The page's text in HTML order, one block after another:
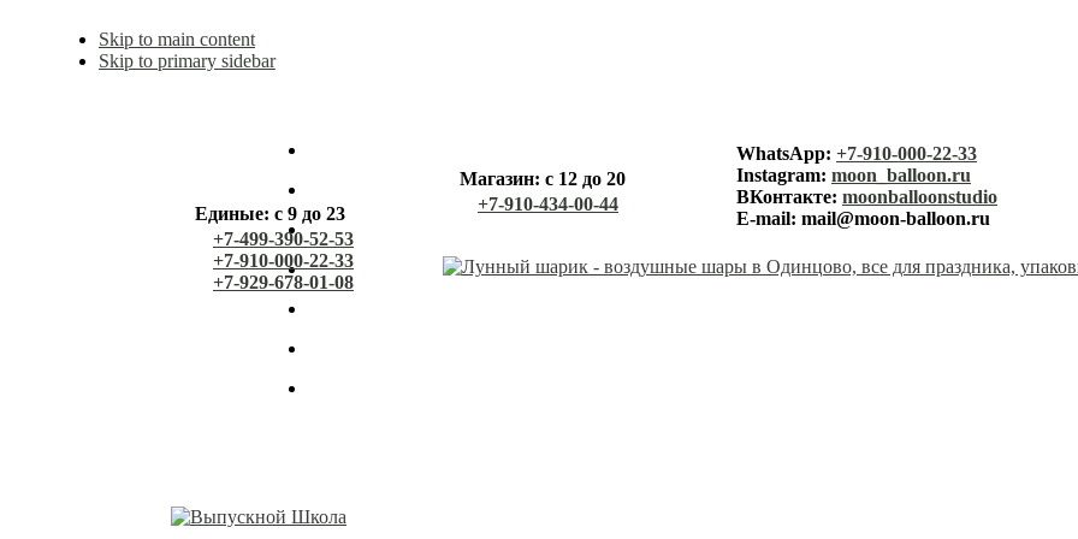
Skip to main content
Skip to primary sidebar
лунный
заказ
Единые: с 9 до 23
+7-499-390-52-53
+7-910-000-22-33
+7-929-678-01-08
Магазин: с 12 до 20
+7-910-434-00-44
WhatsApp: +7-910-000-22-33
Instagram: moon_balloon.ru
ВКонтакте: moonballoonstudio
E-mail: mail@moon-balloon.ru